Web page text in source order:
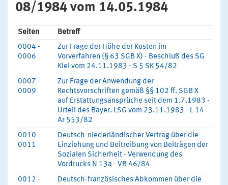
08/1984 vom 14.05.1984
Seiten
Betreff
0004 -
0006
Zur Frage der Höhe der Kosten im
Vorverfahren (§ 63 SGB X) - Beschluß des SG
Kiel vom 24.11.1983 - S 5 SK 54/82
0007 -
0009
Zur Frage der Anwendung der
Rechtsvorschriften gemäß §§ 102 ff. SGB X
auf Erstattungsansprüche seit dem 1.7.1983 -
Urteil des Bayer. LSG vom 23.11.1983 - L 14
Ar 553/82
0010 -
0011
Deutsch-niederländischer Vertrag über die
Einziehung und Beitreibung von Beiträgen der
Sozialen Sicherheit - Verwendung des
Vordrucks N 13a - VB 46/84
0012 -
Deutsch-französisches Abkommen über die